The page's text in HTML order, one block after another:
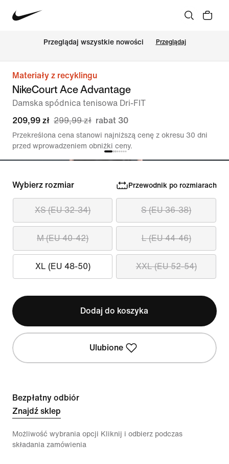
Przeglądaj wszystkie nowości Przeglądaj
Materiały z recyklingu
NikeCourt Ace Advantage
Damska spódnica tenisowa Dri-FIT
209,99 zł 299,99 zł rabat 30
Przekreślona cena stanowi najniższą cenę z okresu 30 dni
przed wprowadzeniem obniżki ceny.
Wybierz rozmiar Przewodnik po rozmiarach
XS (EU 32-34) S (EU 36-38)
M (EU 40-42) L (EU 44-46)
XL (EU 48-50) XXL (EU 52-54)
Dodaj do koszyka
Ulubione
Bezpłatny odbiór
Znajdź sklep
Możliwość wybrania opcji Kliknij i odbierz podczas
składania zamówienia